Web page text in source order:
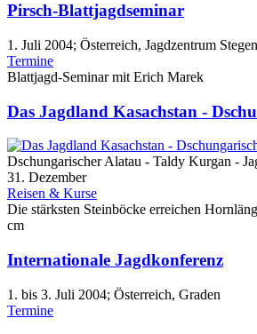
Pirsch-Blattjagdseminar
1. Juli 2004; Österreich, Jagdzentrum
Termine
Blattjagd-Seminar mit Erich Marek
Das Jagdland Kasachstan -
Dschungarischer Alatau - Taldy Kurgan -
31. Dezember
Reisen & Kurse
Die stärksten Steinböcke erreichen
cm
Internationale Jagdkonferenz
1. bis 3. Juli 2004; Österreich, Graden
Termine